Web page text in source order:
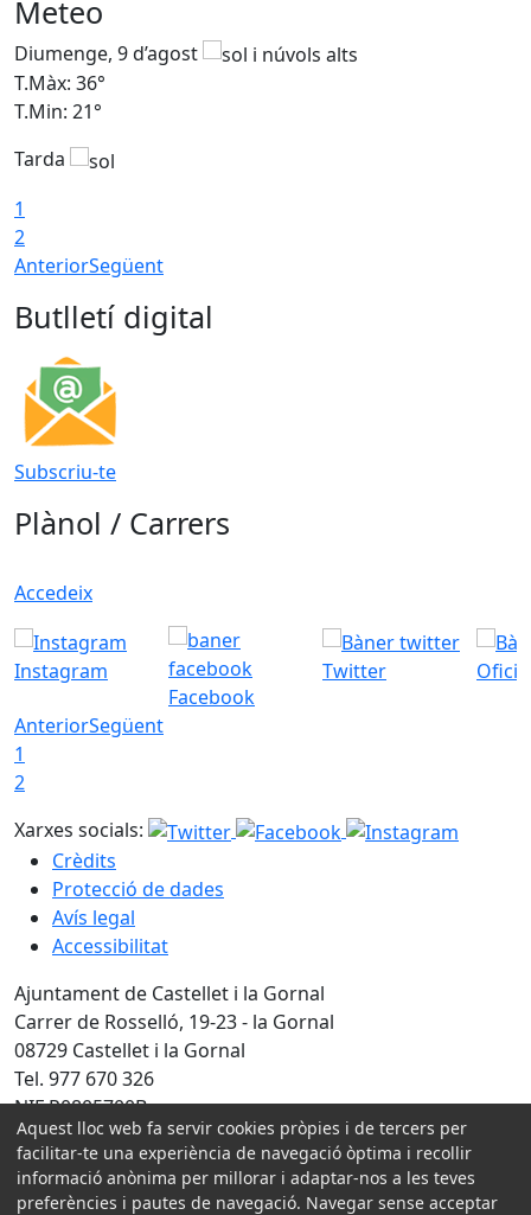
Meteo
Diumenge, 9 d’agost
T.Màx: 36°
T.Min: 21°
Tarda
1
2
AnteriorSegüent
Butlletí digital
Subscriu-te
Plànol / Carrers
Accedeix
Instagram
Facebook
Twitter
AnteriorSegüent
1
2
Xarxes socials:
Crèdits
Protecció de dades
Avís legal
Accessibilitat
Ajuntament de Castellet i la Gornal
Carrer de Rosselló, 19-23 - la Gornal
08729 Castellet i la Gornal
Tel. 977 670 326
NIF P0805700B
Amb la col·laboració de:
Aquest lloc web fa servir cookies pròpies i de tercers per
facilitar-te una experiència de navegació òptima i recollir
informació anònima per millorar i adaptar-nos a les teves
preferències i pautes de navegació. Navegar sense acceptar